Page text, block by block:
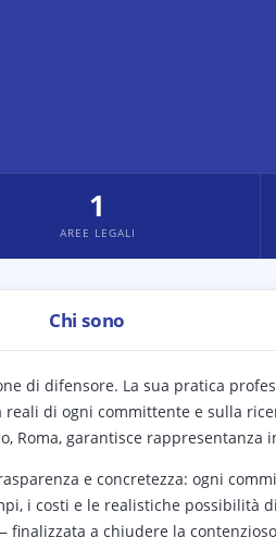
1
AREE LEGALI
Chi sono
di difensore. La sua pratica
di ogni committente e sulla
Roma, garantisce rappresentanza
e concretezza: ogni
i costi e le realistiche possibilità
a chiudere la